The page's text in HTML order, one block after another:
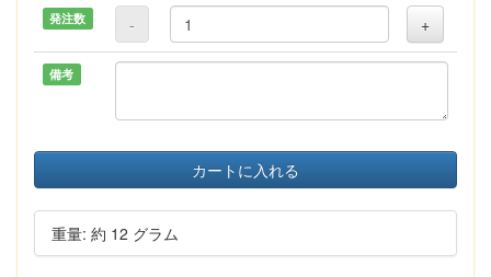
発注数 - +
備考
カートに入れる
重量: 約 12 グラム